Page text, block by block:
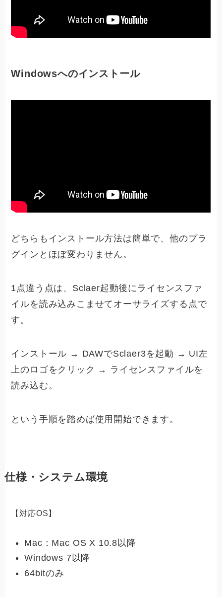
Windowsへのインストール
どちらもインストール方法は簡単で、他のプラ
グインとほぼ変わりません。
1点違う点は、Sclaer起動後にライセンスファ
イルを読み込みこませてオーサライズする点で
す。
インストール → DAWでSclaer3を起動 → UI左
上のロゴをクリック → ライセンスファイルを
読み込む。
という手順を踏めば使用開始できます。
仕様・システム環境
【対応OS】
Mac：Mac OS X 10.8以降
Windows 7以降
64bitのみ